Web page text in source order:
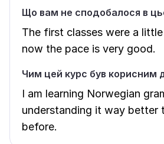
Що вам не сподобалося в
The first classes were a
now the pace is very good.
Чим цей курс був корисним
I am learning Norwegian
understanding it way better
before.